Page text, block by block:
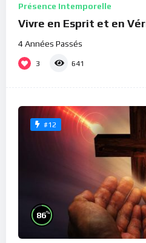
Présence Intemporelle
Vivre en Esprit et en
4 Années Passés
3 641
#12
86%